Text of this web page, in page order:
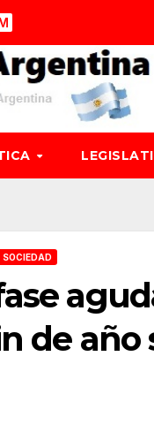
SOCIEDAD
de año